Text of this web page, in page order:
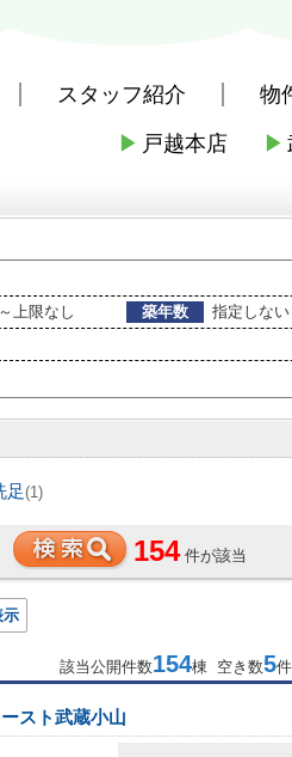
スタッフ紹介 物
▶ 戸越本店 ▶
路線・駅から探す 東急電鉄東急目黒線
上限なし 築年数
指定しない
足(1)
154 件が該当
示
該当公開件数154棟 空き数5件
スト武蔵小山